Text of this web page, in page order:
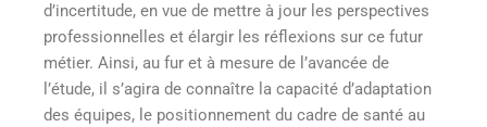
d’incertitude, en vue de mettre à jour les perspectives
professionnelles et élargir les réflexions sur ce futur
métier. Ainsi, au fur et à mesure de l’avancée de
l’étude, il s’agira de connaître la capacité d’adaptation
des équipes, le positionnement du cadre de santé au